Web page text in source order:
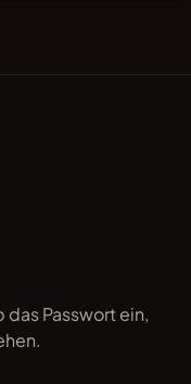
Passwort ein,